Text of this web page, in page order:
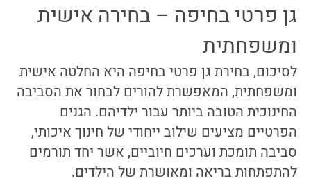
גן פרטי בחיפה – בחירה אישית
ומשפחתית
לסיכום, בחירת גן פרטי בחיפה היא החלטה אישית
ומשפחתית, המאפשרת להורים לבחור את הסביבה
החינוכית הטובה ביותר עבור ילדיהם. הגנים
הפרטיים מציעים שילוב ייחודי של חינוך איכותי,
סביבה תומכת וערכים חיוביים, אשר יחד תורמים
להתפתחות בריאה ומאושרת של הילדים.